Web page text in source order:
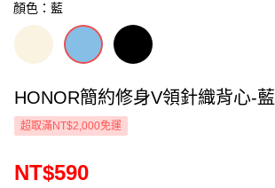
顏色：藍
HONOR簡約修身V領針織背心-藍
超取滿NT$2,000免運
NT$590